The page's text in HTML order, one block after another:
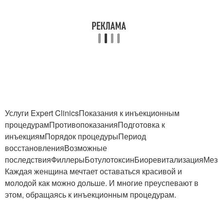
Услуги Expert ClinicsПоказания к инъекционным
процедурамПротивопоказанияПодготовка к
инъекциямПорядок процедурыПериод
восстановленияВозможные
Каждая женщина мечтает оставаться красивой и
молодой как можно дольше. И многие преуспевают в
этом, обращаясь к инъекционным процедурам.